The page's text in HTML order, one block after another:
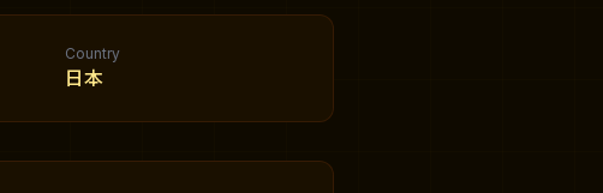
Country
日本